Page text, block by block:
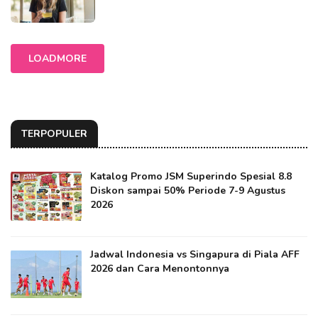
LOADMORE
TERPOPULER
Katalog Promo JSM Superindo Spesial 8.8
Diskon sampai 50% Periode 7-9 Agustus
2026
Jadwal Indonesia vs Singapura di Piala AFF
2026 dan Cara Menontonnya